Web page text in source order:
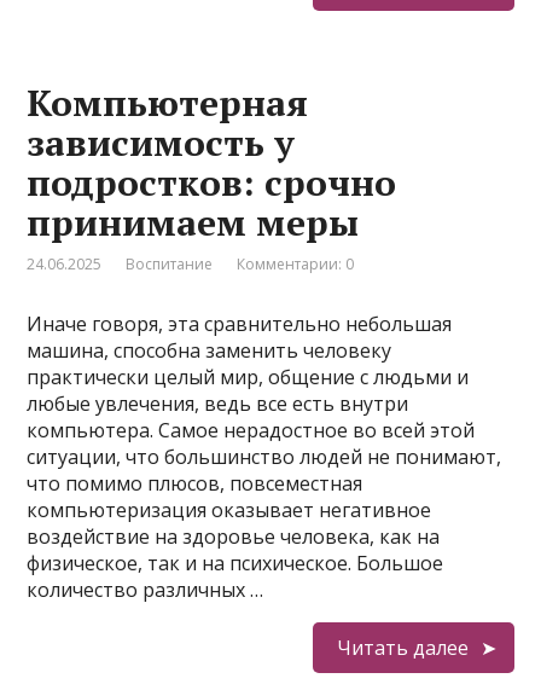
Компьютерная
зависимость у
подростков: срочно
принимаем меры
24.06.2025 Воспитание Комментарии: 0
Иначе говоря, эта сравнительно небольшая
машина, способна заменить человеку
практически целый мир, общение с людьми и
любые увлечения, ведь все есть внутри
компьютера. Самое нерадостное во всей этой
ситуации, что большинство людей не понимают,
что помимо плюсов, повсеместная
компьютеризация оказывает негативное
воздействие на здоровье человека, как на
физическое, так и на психическое. Большое
количество различных …
Читать далее